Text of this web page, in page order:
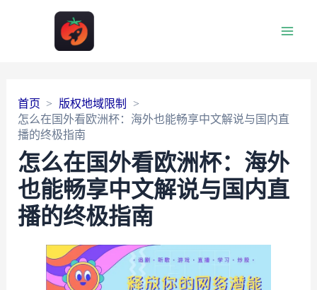
首页
版权地域限制
怎么在国外看欧洲杯：海外也能畅享中文解说与国内直
播的终极指南
怎么在国外看欧洲杯：海外
也能畅享中文解说与国内直
播的终极指南